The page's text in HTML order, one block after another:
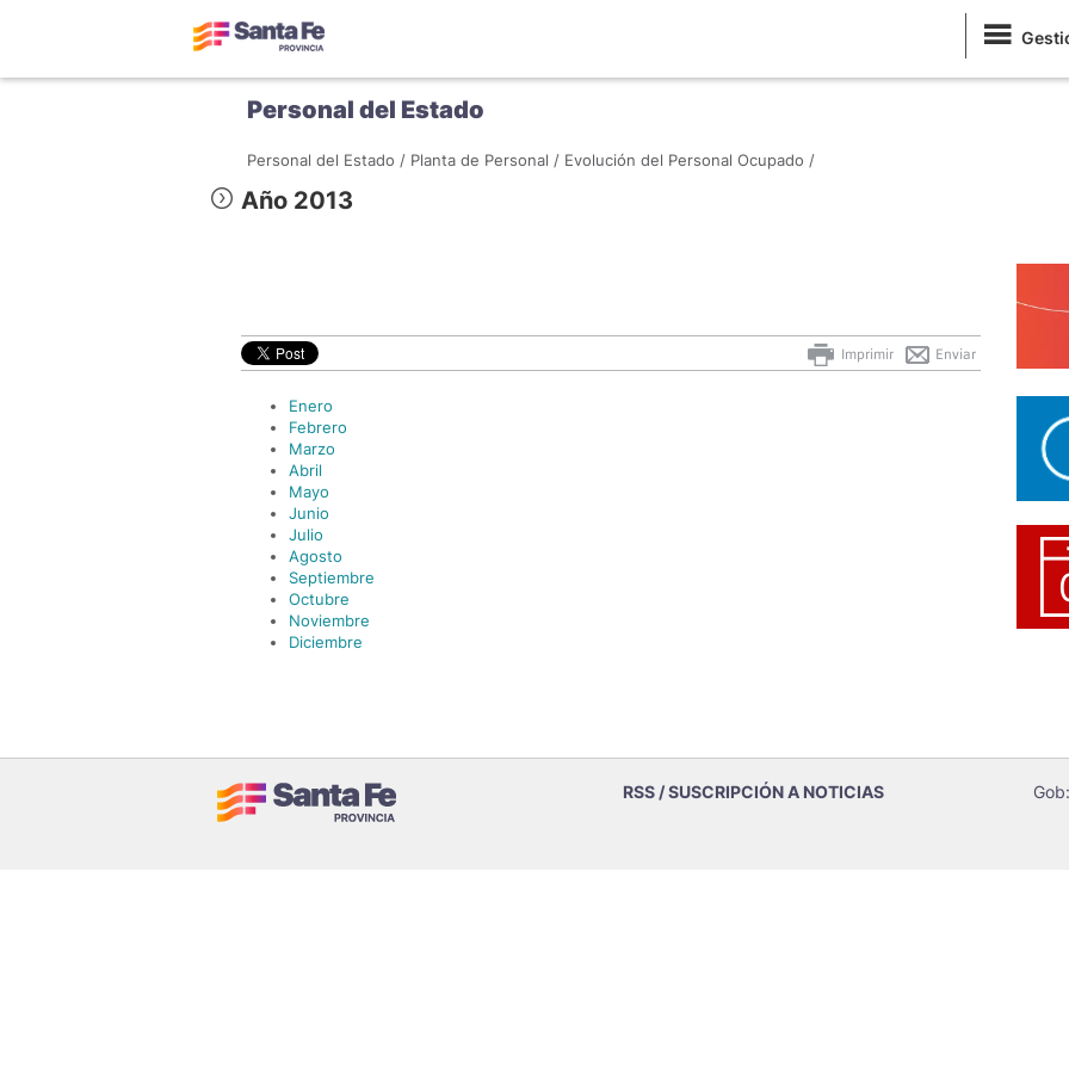
Personal del Estado
Personal del Estado / Planta de Personal / Evolución del Personal Ocupado /
Año 2013
Enviar
Imprimir
Enero
Febrero
Marzo
Abril
Mayo
Junio
Julio
Agosto
Septiembre
Octubre
Noviembre
Diciembre
RSS / SUSCRIPCIÓN A NOTICIAS